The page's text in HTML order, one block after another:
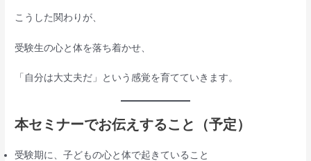
こうした関わりが、
受験生の心と体を落ち着かせ、
「自分は大丈夫だ」という感覚を育てていきます。
本セミナーでお伝えすること （予定）
受験期に、子どもの心と体で起きていること